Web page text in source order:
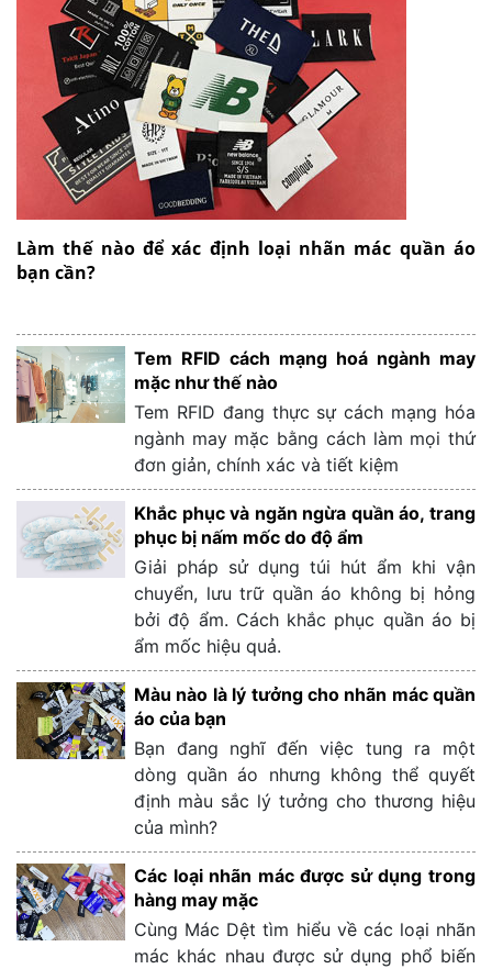
Làm thế nào để xác định loại nhãn mác quần áo
bạn cần?
Tem RFID cách mạng hoá ngành may
mặc như thế nào
Tem RFID đang thực sự cách mạng hóa
ngành may mặc bằng cách làm mọi thứ
đơn giản, chính xác và tiết kiệm
Khắc phục và ngăn ngừa quần áo, trang
phục bị nấm mốc do độ ẩm
Giải pháp sử dụng túi hút ẩm khi vận
chuyển, lưu trữ quần áo không bị hỏng
bởi độ ẩm. Cách khắc phục quần áo bị
ẩm mốc hiệu quả.
Màu nào là lý tưởng cho nhãn mác quần
áo của bạn
Bạn đang nghĩ đến việc tung ra một
dòng quần áo nhưng không thể quyết
định màu sắc lý tưởng cho thương hiệu
của mình?
Các loại nhãn mác được sử dụng trong
hàng may mặc
Cùng Mác Dệt tìm hiểu về các loại nhãn
mác khác nhau được sử dụng phổ biến